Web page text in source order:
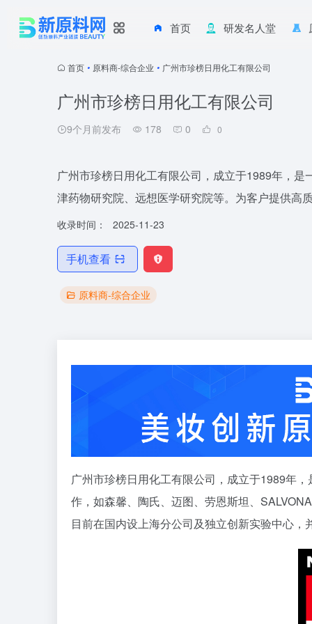
首页 研发名人堂
首页 • 原料商-综合企业 • 广州市珍榜日用化工有限公司
广州市珍榜日用化工有限公司
9个月前发布 178 0 0
广州市珍榜日用化工有限公司，成立于1989年，
津药物研究院、远想医学研究院等。为客户提供高
收录时间： 2025-11-23
手机查看
原料商-综合企业
广州市珍榜日用化工有限公司，成立于1989年
作，如森馨、陶氏、迈图、劳恩斯坦、
目前在国内设上海分公司及独立创新实验中心